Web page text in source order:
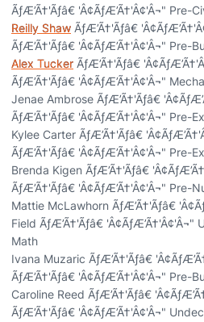
ÃƒÆ’Ã†'Ãƒâ€ 'Â¢ÃƒÆ’Ã†'Â¢'Â¬" Pre-
Reilly Shaw ÃƒÆ’Ã†'Ãƒâ€
ÃƒÆ’Ã†'Ãƒâ€ 'Â¢ÃƒÆ’Ã†'Â¢'Â¬" Pre-
Alex Tucker ÃƒÆ’Ã†'Ãƒâ€
ÃƒÆ’Ã†'Ãƒâ€ 'Â¢ÃƒÆ’Ã†'Â¢'Â¬"
Jenae Ambrose ÃƒÆ’Ã†'Ãƒâ€
ÃƒÆ’Ã†'Ãƒâ€ 'Â¢ÃƒÆ’Ã†'Â¢'Â¬" Pre-
Kylee Carter ÃƒÆ’Ã†'Ãƒâ€
ÃƒÆ’Ã†'Ãƒâ€ 'Â¢ÃƒÆ’Ã†'Â¢'Â¬" Pre-
Brenda Kigen ÃƒÆ’Ã†'Ãƒâ€
ÃƒÆ’Ã†'Ãƒâ€ 'Â¢ÃƒÆ’Ã†'Â¢'Â¬" Pre-
Mattie McLawhorn ÃƒÆ’Ã†'Ãƒâ€
Field ÃƒÆ’Ã†'Ãƒâ€
Math
Ivana Muzaric ÃƒÆ’Ã†'Ãƒâ€
ÃƒÆ’Ã†'Ãƒâ€ 'Â¢ÃƒÆ’Ã†'Â¢'Â¬" Pre-
Caroline Reed ÃƒÆ’Ã†'Ãƒâ€
ÃƒÆ’Ã†'Ãƒâ€ 'Â¢ÃƒÆ’Ã†'Â¢'Â¬"